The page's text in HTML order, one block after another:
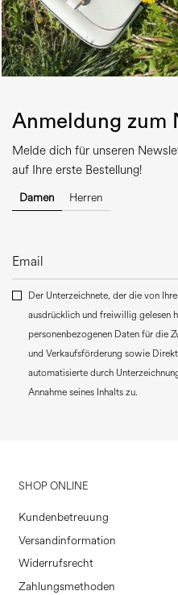
Anmeldung zum
Melde dich für unseren
auf Ihre erste Bestellung!
Damen Herren
Der Unterzeichnete, der die von
ausdrücklich und freiwillig gelesen
personenbezogenen Daten für die
und Verkaufsförderung sowie
automatisierte durch
Annahme seines Inhalts zu.
SHOP ONLINE
Kundenbetreuung
Versandinformation
Widerrufsrecht
Zahlungsmethoden